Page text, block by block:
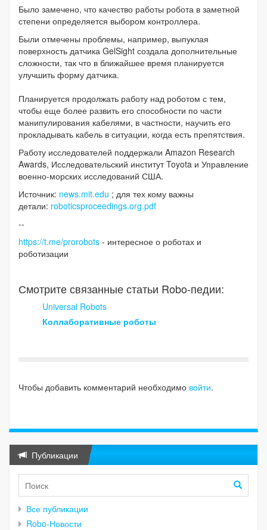
Было замечено, что качество работы робота в заметной
степени определяется выбором контроллера.
Были отмечены проблемы, например, выпуклая
поверхность датчика GelSight создала дополнительные
сложности, так что в ближайшее время планируется
улучшить форму датчика.
Планируется продолжать работу над роботом с тем,
чтобы еще более развить его способности по части
манипулирования кабелями, в частности, научить его
прокладывать кабель в ситуации, когда есть препятствия.
Работу исследователей поддержали Amazon Research
Awards, Исследовательский институт Toyota и Управление
военно-морских исследований США.
Источник: news.mit.edu ; для тех кому важны
детали: roboticsproceedings.org.pdf
--
https://t.me/prorobots - интересное о роботах и
роботизации
Смотрите связанные статьи Robo-педии:
Universal Robots
Коллаборативные роботы
Чтобы добавить комментарий необходимо войти.
Публикации
Все публикации
Robo-Новости